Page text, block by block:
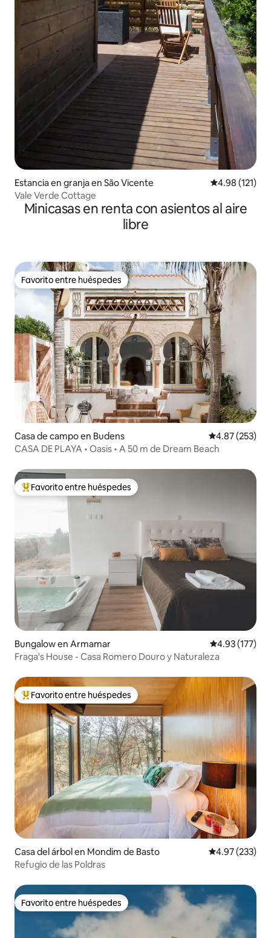
Estancia en granja en São Vicente Calificación
4.98 (121)
Vale Verde Cottage
Minicasas en renta con asientos al aire
libre
Favorito entre huéspedes
Favorito entre huéspedes
Casa de campo en Budens Calificación
4.87 (253)
CASA DE PLAYA • Oasis • A 50 m de Dream Beach
De los mejores en Favorito entre huéspedes
Favorito entre huéspedes
Bungalow en Armamar Calificación
4.93 (177)
Fraga's House - Casa Romero Douro y Naturaleza
De los mejores en Favorito entre huéspedes
Favorito entre huéspedes
Casa del árbol en Mondim de Basto Calificación
4.97 (233)
Refugio de las Poldras
Favorito entre huéspedes
Favorito entre huéspedes